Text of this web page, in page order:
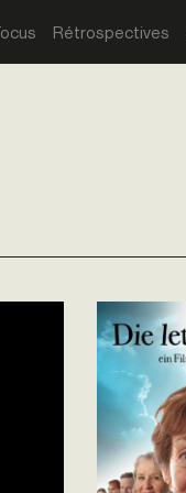
Rétrospectives